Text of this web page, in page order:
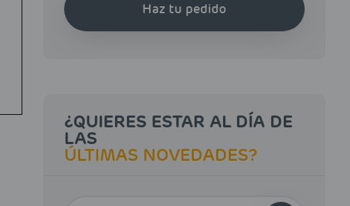
Haz tu pedido
¿QUIERES ESTAR AL DÍA DE
LAS
ÚLTIMAS NOVEDADES?